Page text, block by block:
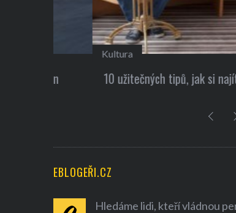
Kultura
10 užitečných tipů, jak si najít nové
EBLOGEŘI.CZ
Hledáme lidi, kteří vládnou